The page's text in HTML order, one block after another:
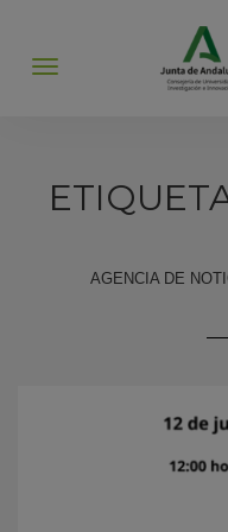
Abrir
AGENCIA DE